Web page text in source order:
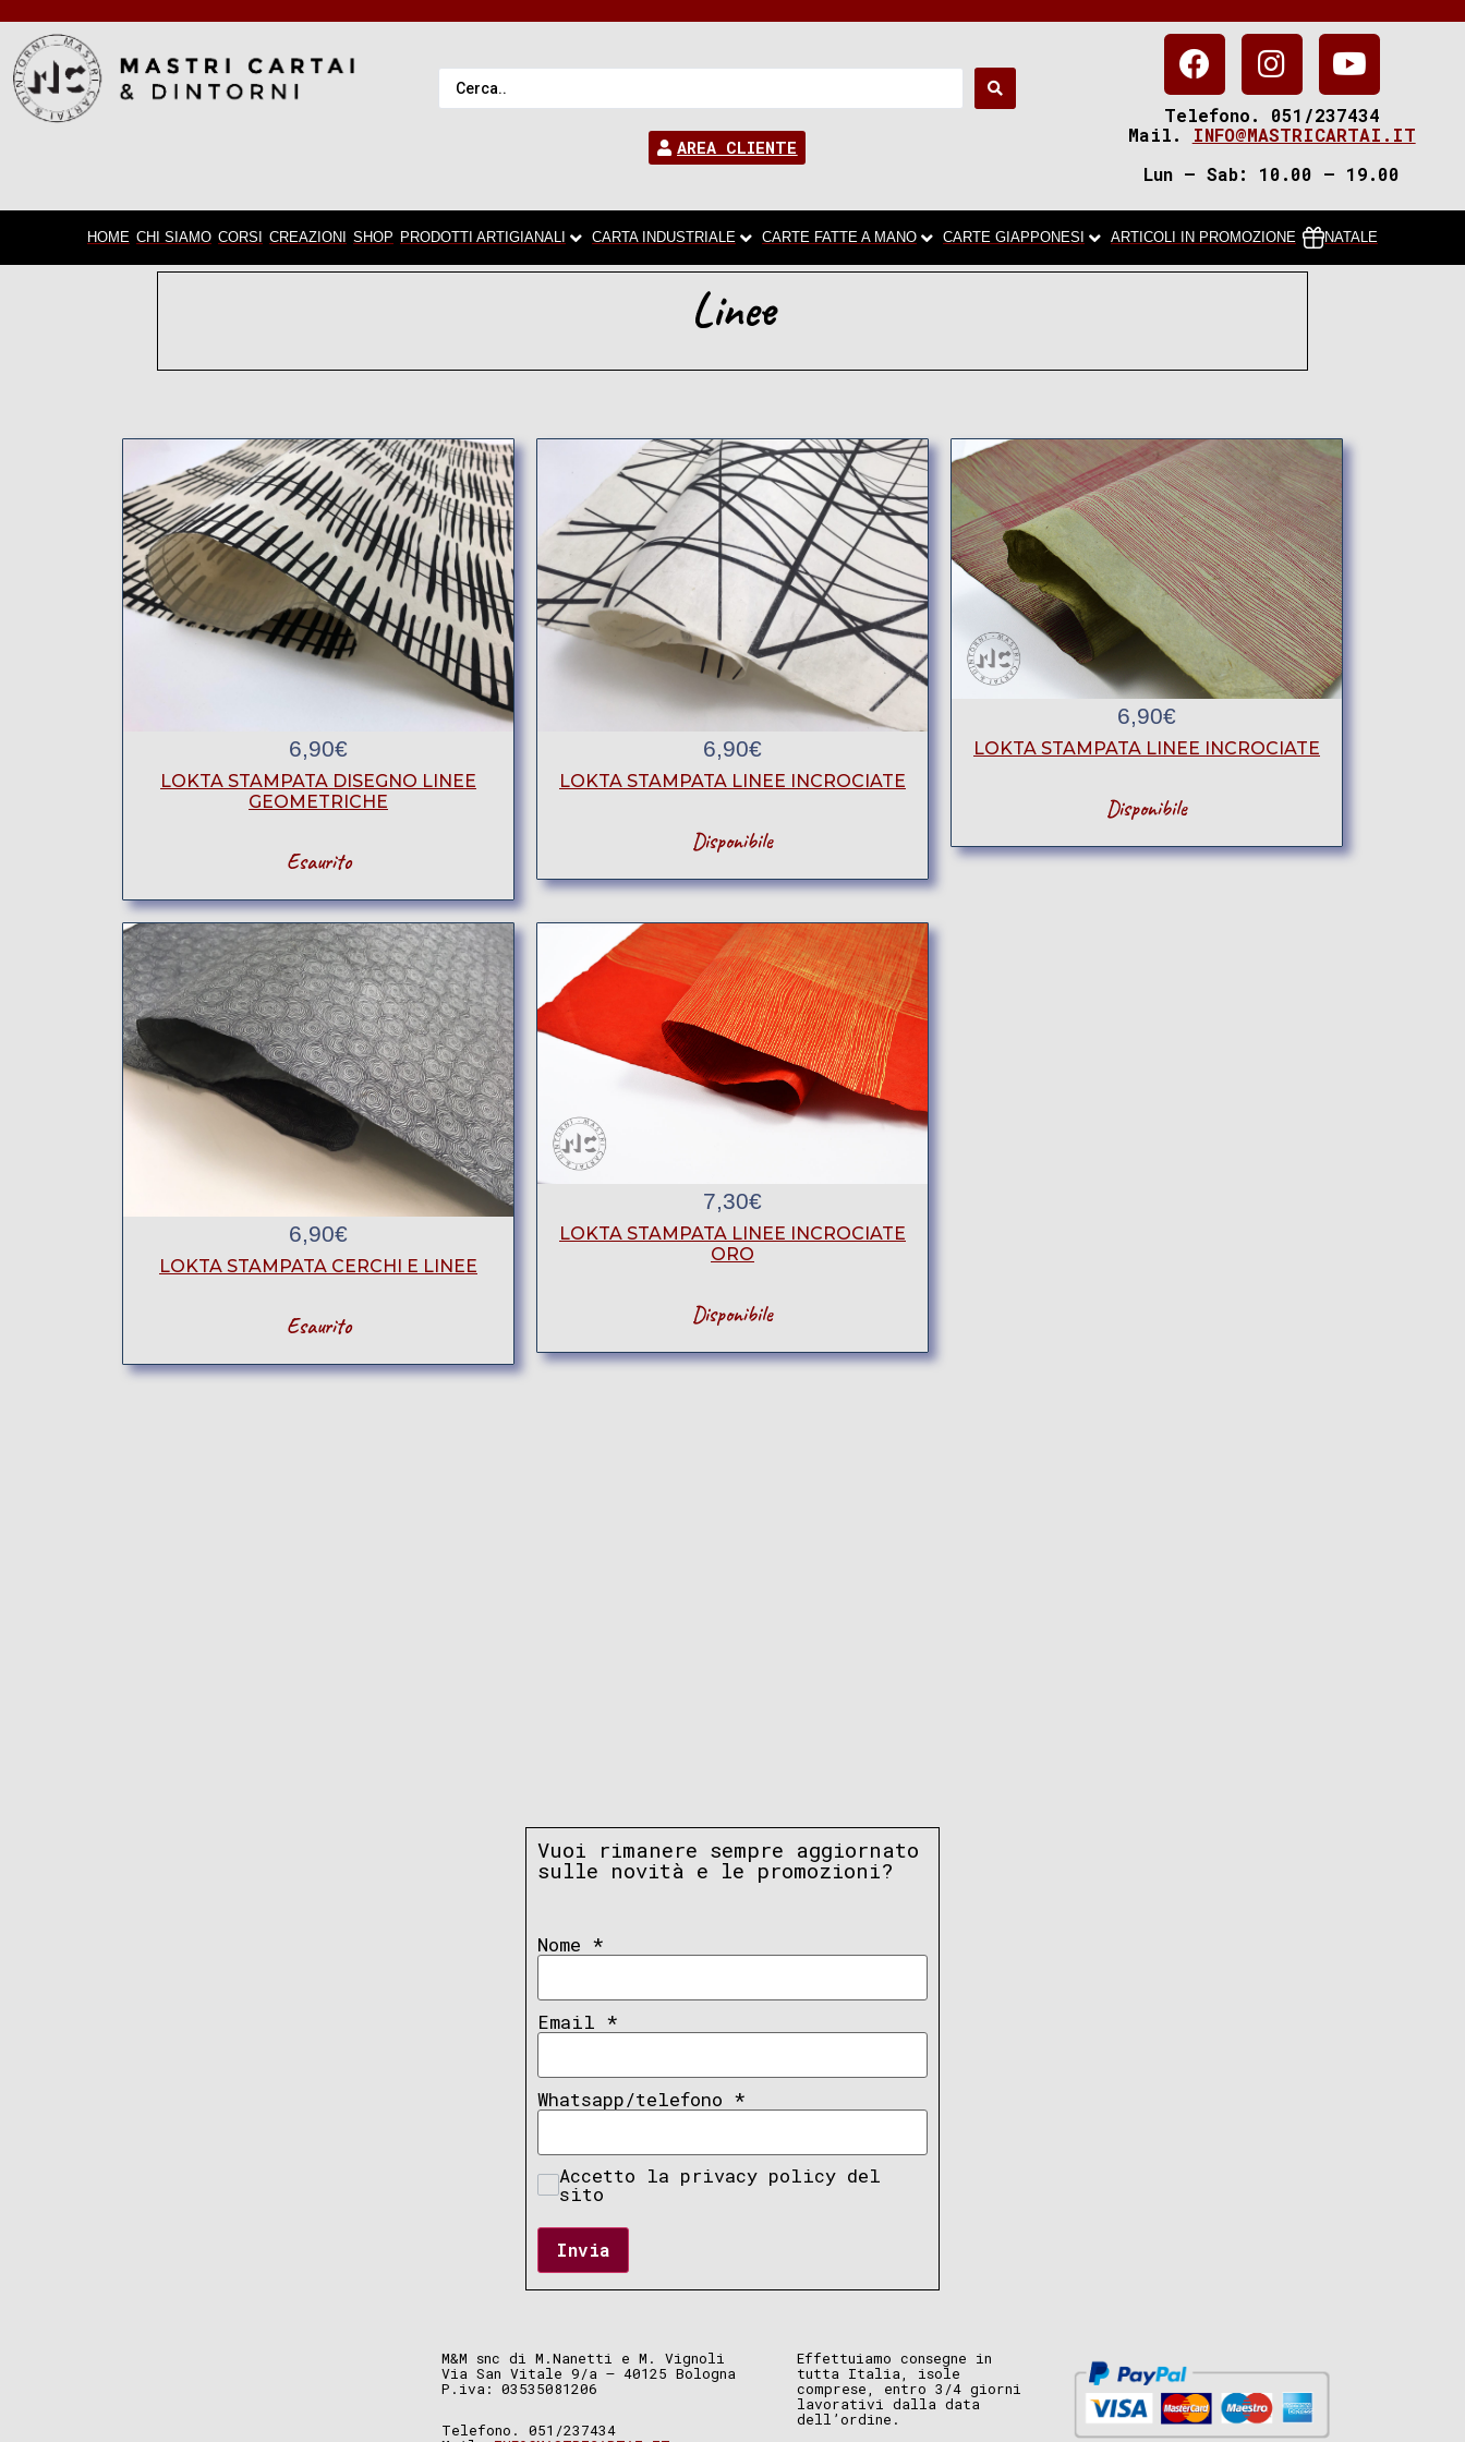
AREA CLIENTE
Telefono. 051/237434
Mail.
INFO@MASTRICARTAI.IT
Lun – Sab: 10.00 – 19.00
HOME CHI SIAMO CORSI CREAZIONI SHOP PRODOTTI ARTIGIANALI CARTA INDUSTRIALE CARTE FATTE A MANO CARTE GIAPPONESI ARTICOLI IN PROMOZIONE NATALE
Linee
6,90€
LOKTA STAMPATA DISEGNO LINEE
GEOMETRICHE
Esaurito
6,90€
LOKTA STAMPATA LINEE INCROCIATE
Disponibile
6,90€
LOKTA STAMPATA LINEE INCROCIATE
Disponibile
6,90€
LOKTA STAMPATA CERCHI E LINEE
Esaurito
7,30€
LOKTA STAMPATA LINEE INCROCIATE
ORO
Disponibile
Vuoi rimanere sempre aggiornato
sulle novità e le promozioni?
Nome *
Email *
Whatsapp/telefono *
Accetto la privacy policy del
sito
Invia
M&M snc di M.Nanetti e M. Vignoli
Via San Vitale 9/a – 40125 Bologna
P.iva: 03535081206
Telefono. 051/237434
Effettuiamo consegne in
tutta Italia, isole
comprese, entro 3/4 giorni
lavorativi dalla data
dell’ordine.